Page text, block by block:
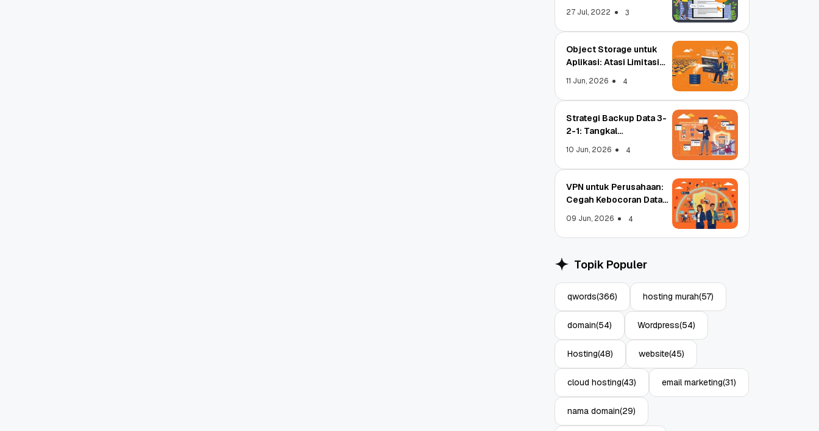
Aplikasi: Atasi Limitasi
11 Jun, 2026 4
27 Jul, 2022 3
Object Storage untuk
Aplikasi: Atasi Limitasi
11 Jun, 2026 4
Strategi Backup Data 3-
2-1: Tangkal
10 Jun, 2026 4
VPN untuk Perusahaan:
Cegah Kebocoran Data
09 Jun, 2026 4
Topik Populer
qwords(366) hosting murah(57)
domain(54) Wordpress(54)
Hosting(48) website(45)
cloud hosting(43) email marketing(31)
nama domain(29)